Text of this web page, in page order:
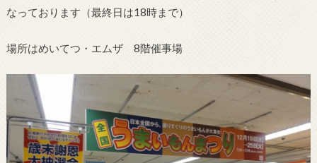
なっております（最終日は18時まで）
場所はめいてつ・エムザ 8階催事場